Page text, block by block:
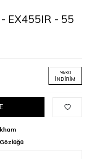
EX455IR - 55
%30
İNDIRIM